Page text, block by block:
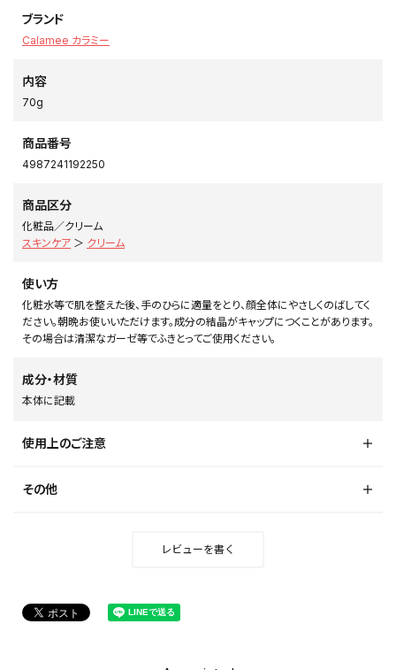
ブランド
Calamee カラミー
内容
70g
商品番号
4987241192250
商品区分
化粧品／クリーム
スキンケア ＞ クリーム
使い方
化粧水等で肌を整えた後、手のひらに適量をとり、顔全体にやさしくのばしてく
ださい。朝晩お使いいただけます。成分の結晶がキャップにつくことがあります。
その場合は清潔なガーゼ等でふきとってご使用ください。
成分・材質
本体に記載
使用上のご注意
その他
レビューを書く